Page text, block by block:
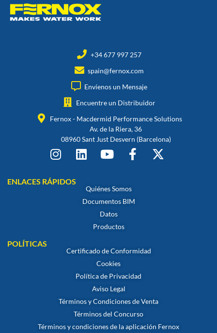
+34 677 997 257
spain@fernox.com
Envíenos un Mensaje
Encuentre un Distribuidor
Fernox - Macdermid Performance Solutions
Av. de la Riera, 36
08960 Sant Just Desvern (Barcelona)
ENLACES RÁPIDOS
Quiénes Somos
Documentos BIM
Datos
Productos
POLÍTICAS
Certificado de Conformidad
Cookies
Política de Privacidad
Aviso Legal
Términos y Condiciones de Venta
Términos del Concurso
Términos y condiciones de la aplicación Fernox